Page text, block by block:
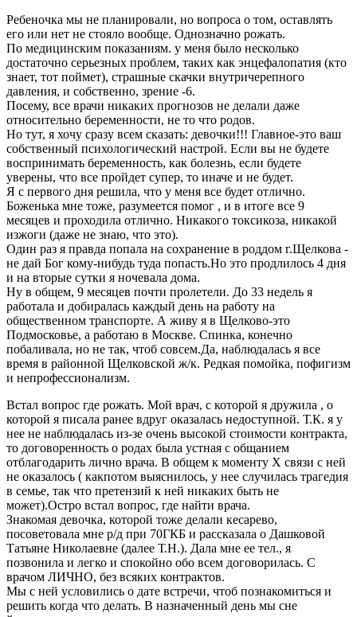
Ребеночка мы не планировали, но вопроса о том, оставлять
его или нет не стояло вообще. Однозначно рожать.
По медицинским показаниям. у меня было несколько
достаточно серьезных проблем, таких как энцефалопатия (кто
знает, тот поймет), страшные скачки внутричерепного
давления, и собственно, зрение -6.
Посему, все врачи никаких прогнозов не делали даже
относительно беременности, не то что родов.
Но тут, я хочу сразу всем сказать: девочки!!! Главное-это ваш
собственный психологический настрой. Если вы не будете
воспринимать беременность, как болезнь, если будете
уверены, что все пройдет супер, то иначе и не будет.
Я с первого дня решила, что у меня все будет отлично.
Боженька мне тоже, разумеется помог , и в итоге все 9
месяцев и проходила отлично. Никакого токсикоза, никакой
изжоги (даже не знаю, что это).
Один раз я правда попала на сохранение в роддом г.Щелкова -
не дай Бог кому-нибудь туда попасть.Но это продлилось 4 дня
и на вторые сутки я ночевала дома.
Ну в общем, 9 месяцев почти пролетели. До 33 недель я
работала и добиралась каждый день на работу на
общественном транспорте. А живу я в Щелково-это
Подмосковье, а работаю в Москве. Спинка, конечно
побаливала, но не так, чтоб совсем.Да, наблюдалась я все
время в районной Щелковской ж/к. Редкая помойка, пофигизм
и непрофессионализм.
Встал вопрос где рожать. Мой врач, с которой я дружила , о
которой я писала ранее вдруг оказалась недоступной. Т.К. я у
нее не наблюдалась из-зе очень высокой стоимости контракта,
то договоренность о родах была устная с общанием
отблагодарить лично врача. В общем к моменту Х связи с ней
не оказалось ( какпотом выяснилось, у нее случилась трагедия
в семье, так что претензий к ней никаких быть не
может).Остро встал вопрос, где найти врача.
Знакомая девочка, которой тоже делали кесарево,
посоветовала мне р/д при 70ГКБ и рассказала о Дашковой
Татьяне Николаевне (далее Т.Н.). Дала мне ее тел., я
позвонила и легко и спокойно обо всем договорилась. С
врачом ЛИЧНО, без всяких контрактов.
Мы с ней условились о дате встречи, чтоб познакомиться и
решить когда что делать. В назначенный день мы сне